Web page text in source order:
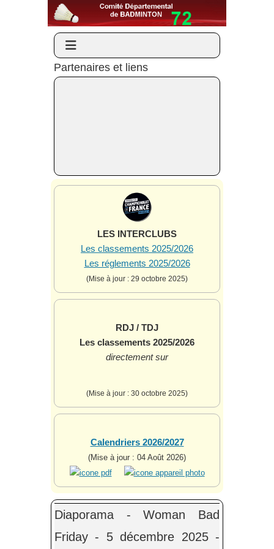
Partenaires et liens
LES INTERCLUBS
Les classements 2025/2026
Les réglements 2025/2026
(Mise à jour : 29 octobre 2025)
RDJ / TDJ
Les classements 2025/2026
directement sur
(Mise à jour : 30 octobre 2025)
Calendriers 2026/2027
(Mise à jour : 04 Août 2026)
Diaporama - Woman Bad
Friday - 5 décembre 2025 -